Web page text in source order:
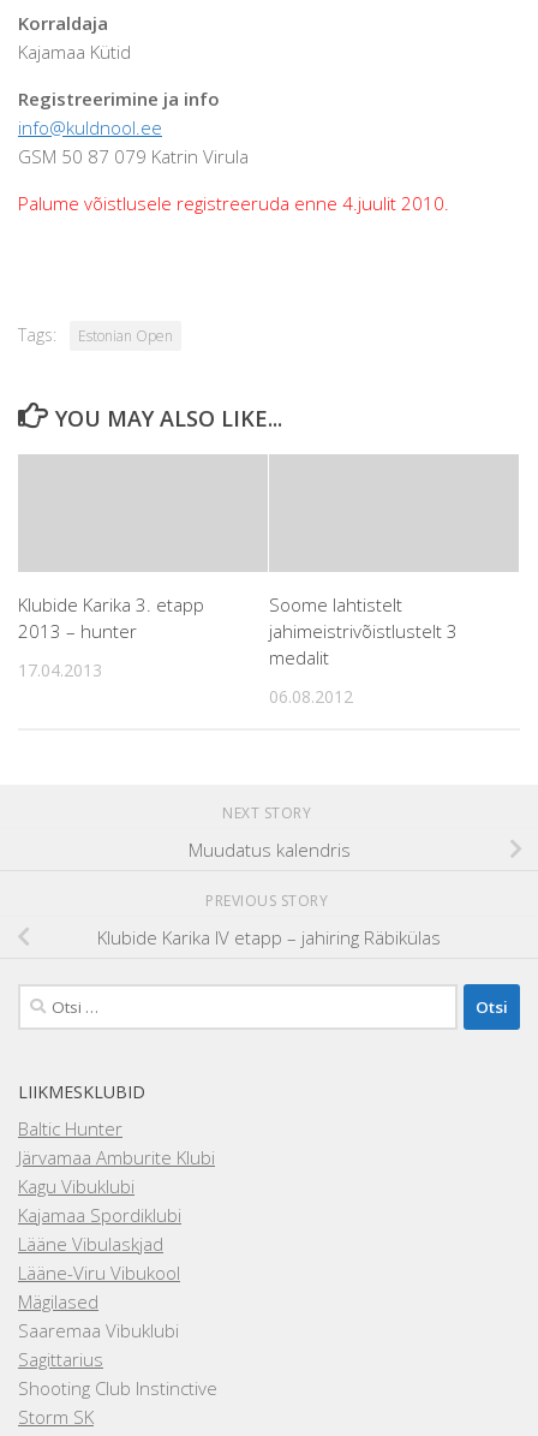
Korraldaja
Kajamaa Kütid
Registreerimine ja info
info@kuldnool.ee
GSM 50 87 079 Katrin Virula
Palume võistlusele registreeruda enne 4.juulit 2010.
Tags: Estonian Open
YOU MAY ALSO LIKE...
Klubide Karika 3. etapp
2013 – hunter
17.04.2013
Soome lahtistelt
jahimeistrivõistlustelt 3
medalit
06.08.2012
NEXT STORY
Muudatus kalendris
PREVIOUS STORY
Klubide Karika IV etapp – jahiring Räbikülas
Otsi:
LIIKMESKLUBID
Baltic Hunter
Järvamaa Amburite Klubi
Kagu Vibuklubi
Kajamaa Spordiklubi
Lääne Vibulaskjad
Lääne-Viru Vibukool
Mägilased
Saaremaa Vibuklubi
Sagittarius
Shooting Club Instinctive
Storm SK